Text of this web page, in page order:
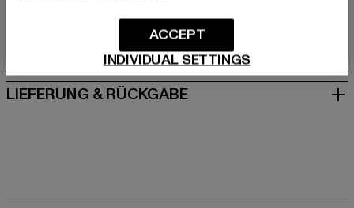
GRÖSSE & PASSFORM
PFLEGEHINWEISE
LIEFERUNG & RÜCKGABE
INDIVIDUAL SETTINGS
ACCEPT